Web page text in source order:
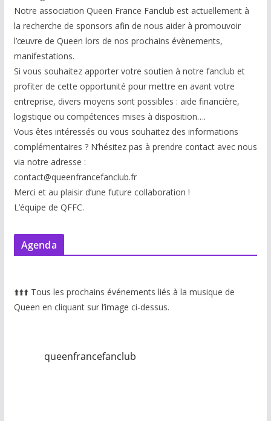
Notre association Queen France Fanclub est actuellement à
la recherche de sponsors afin de nous aider à promouvoir
l’œuvre de Queen lors de nos prochains évènements,
manifestations.
Si vous souhaitez apporter votre soutien à notre fanclub et
profiter de cette opportunité pour mettre en avant votre
entreprise, divers moyens sont possibles : aide financière,
logistique ou compétences mises à disposition….
Vous êtes intéressés ou vous souhaitez des informations
complémentaires ? N’hésitez pas à prendre contact avec nous
via notre adresse :
contact@queenfrancefanclub.fr
Merci et au plaisir d’une future collaboration !
L’équipe de QFFC.
Agenda
⬆️⬆️⬆️ Tous les prochains événements liés à la musique de
Queen en cliquant sur l’image ci-dessus.
queenfrancefanclub